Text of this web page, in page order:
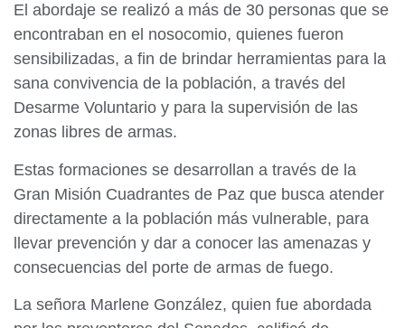
El abordaje se realizó a más de 30 personas que se
encontraban en el nosocomio, quienes fueron
sensibilizadas, a fin de brindar herramientas para la
sana convivencia de la población, a través del
Desarme Voluntario y para la supervisión de las
zonas libres de armas.
Estas formaciones se desarrollan a través de la
Gran Misión Cuadrantes de Paz que busca atender
directamente a la población más vulnerable, para
llevar prevención y dar a conocer las amenazas y
consecuencias del porte de armas de fuego.
La señora Marlene González, quien fue abordada